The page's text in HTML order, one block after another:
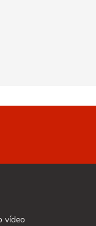
vídeo